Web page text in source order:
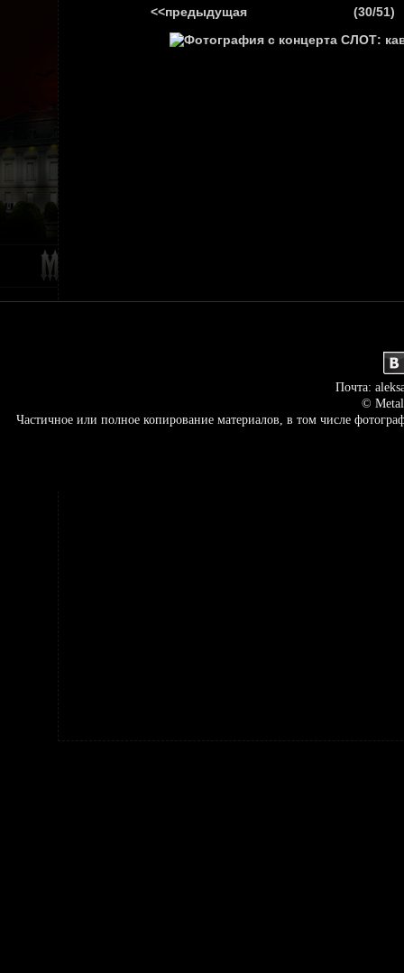
<<предыдущая (30/51)
Почта:
©
Частичное или полное копирование материалов, в том числе